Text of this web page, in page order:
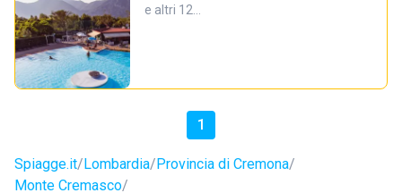
e altri 12…
1
Spiagge.it Lombardia Provincia di Cremona
Monte Cremasco